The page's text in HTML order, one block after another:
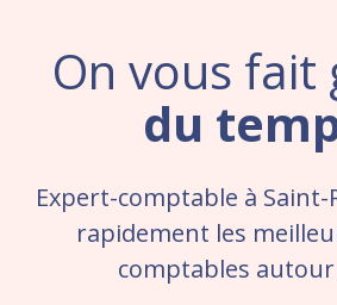
On vous fait
du
Expert-comptable à
rapidement les
comptables